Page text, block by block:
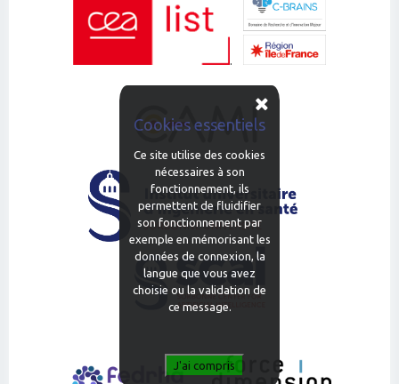
Cookies essentiels
Ce site utilise des cookies
nécessaires à son
fonctionnement, ils
permettent de fluidifier
son fonctionnement par
exemple en mémorisant les
données de connexion, la
langue que vous avez
choisie ou la validation de
ce message.